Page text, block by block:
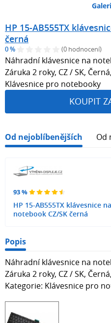
HP 15-AB555TX
černá
0 % (0 hodnocení)
Náhradní klávesnice na
Záruka 2 roky, CZ / SK,
Klávesnice pro notebooky
KOUPIT
Od nejoblíbenějších Od
93 %
HP 15-AB555TX klávesnice na
notebook CZ/SK černá
Popis
Náhradní klávesnice na
Záruka 2 roky, CZ / SK,
Kategorie: Klávesnice pro